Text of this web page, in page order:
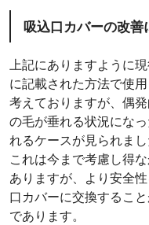
吸込口カバーの改善
上記にありますように
に記載された方法で使
考えておりますが、偶
の毛が垂れる状況にな
れるケースが見られまし
これは今まで考慮し得
ありますが、より安全
口カバーに交換するこ
であります。